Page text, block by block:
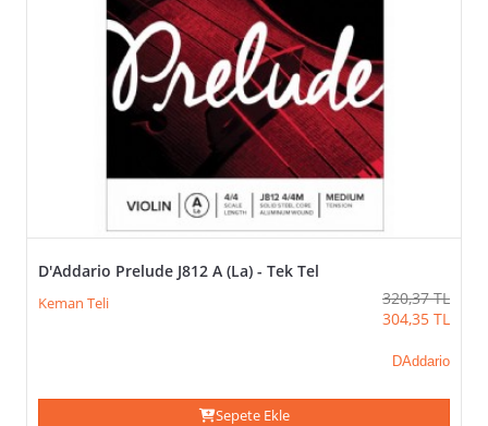
D'Addario Prelude J812 A (La) - Tek Tel
Keman Teli 320,37 TL
304,35 TL
DAddario
Sepete Ekle